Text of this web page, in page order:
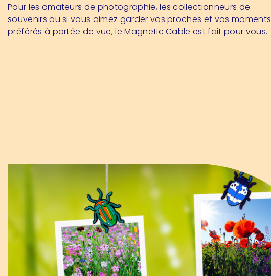
Pour les amateurs de photographie, les collectionneurs de
souvenirs ou si vous aimez garder vos proches et vos moments
préférés à portée de vue, le Magnetic Cable est fait pour vous.